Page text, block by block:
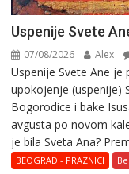
Uspenije Svete
07/08/2026 Alex
Uspenije Svete Ane je
upokojenje (uspenije)
Bogorodice i bake
avgusta po novom
je bila Sveta Ana?
BEOGRAD - PRAZNICI